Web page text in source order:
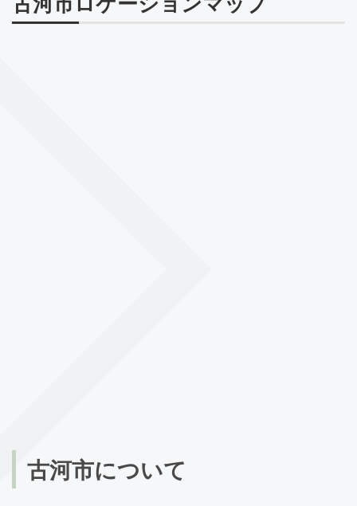
古河市について